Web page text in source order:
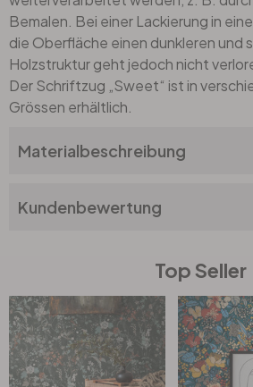
Bemalen. Bei einer Lackierung in
die Oberfläche einen dunkleren und
Holzstruktur geht jedoch nicht
Der Schriftzug „Sweet“ ist in
Grössen erhältlich.
Materialbeschreibung
Kundenbewertung
Top Seller